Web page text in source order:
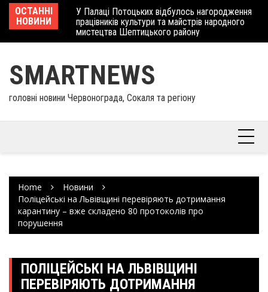
Skip
content
ОСТАННІ
НОВИНИ
У Палаці Потоцьких відбулось нагородження
працівників культури та майстрів народного
мистецтва Шептицького району
SMARTNEWS
головні новини Червонограда, Сокаля та регіону
Home
Новини
Поліцейські на Львівщині перевіряють дотримання
карантину – вже складено 80 протоколів про
порушення
ПОЛІЦЕЙСЬКІ НА ЛЬВІВЩИНІ
ПЕРЕВІРЯЮТЬ ДОТРИМАННЯ